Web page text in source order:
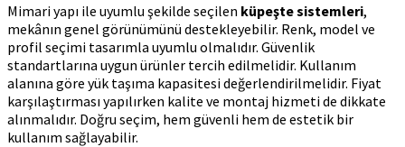
Mimari yapı ile uyumlu şekilde seçilen küpeşte sistemleri,
mekânın genel görünümünü destekleyebilir. Renk, model ve
profil seçimi tasarımla uyumlu olmalıdır. Güvenlik
standartlarına uygun ürünler tercih edilmelidir. Kullanım
alanına göre yük taşıma kapasitesi değerlendirilmelidir. Fiyat
karşılaştırması yapılırken kalite ve montaj hizmeti de dikkate
alınmalıdır. Doğru seçim, hem güvenli hem de estetik bir
kullanım sağlayabilir.